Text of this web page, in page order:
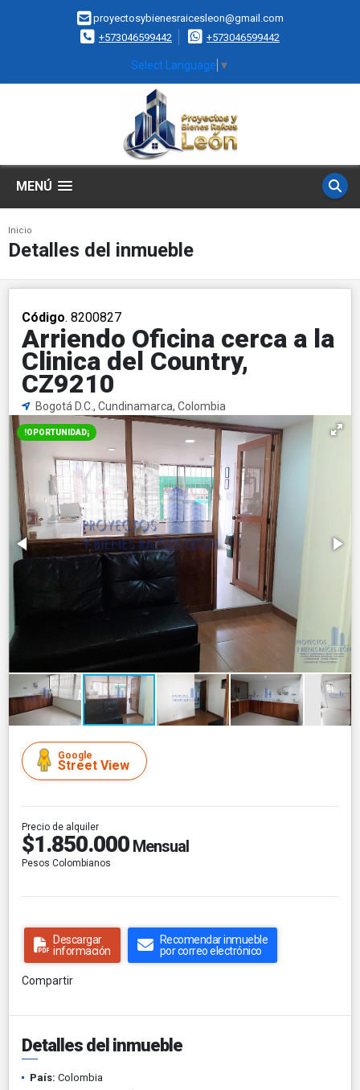
proyectosybienesraicesleon@gmail.com
+573046599442
+573046599442
Select Language ▼
MENÚ
Inicio
Detalles del inmueble
Código. 8200827
Arriendo Oficina cerca a la
Clinica del Country,
CZ9210
Bogotá D.C., Cundinamarca, Colombia
!OPORTUNIDAD¡
Google
Street View
Precio de alquiler
$1.850.000 Mensual
Pesos Colombianos
Descargar
información
Recomendar inmueble
por correo electrónico
Compartir
Detalles del inmueble
País: Colombia